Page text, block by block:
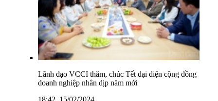
Lãnh đạo VCCI thăm, chúc Tết đại diện cộng đồng
doanh nghiệp nhân dịp năm mới